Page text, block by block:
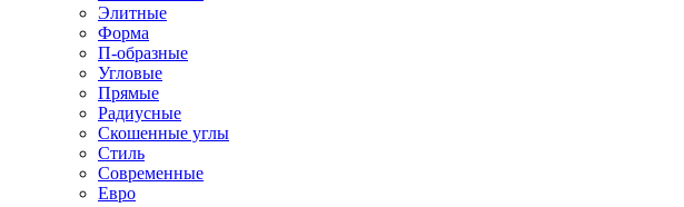
Элитные
Форма
П-образные
Угловые
Прямые
Радиусные
Скошенные углы
Стиль
Современные
Евро